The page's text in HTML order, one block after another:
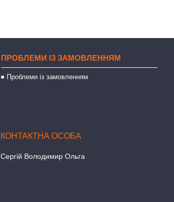
ПРОБЛЕМИ ІЗ ЗАМОВЛЕННЯМ
Проблеми із замовленням
Сергій Володимир Ольга